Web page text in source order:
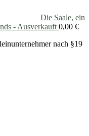
Die Saale, ein
- Ausverkauft 0,00 €
nach §19